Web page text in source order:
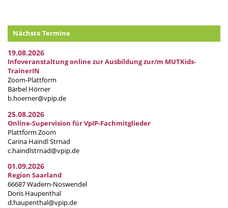
Nächste Termine
19.08.2026
Infoveranstaltung online zur Ausbildung zur/m MUTKids-
TrainerIN
Zoom-Plattform
Bärbel Hörner
b.hoerner@vpip.de
25.08.2026
Online-Supervision für VpIP-Fachmitglieder
Plattform Zoom
Carina Haindl Strnad
c.haindlstrnad@vpip.de
01.09.2026
Region Saarland
66687 Wadern-Noswendel
Doris Haupenthal
d.haupenthal@vpip.de